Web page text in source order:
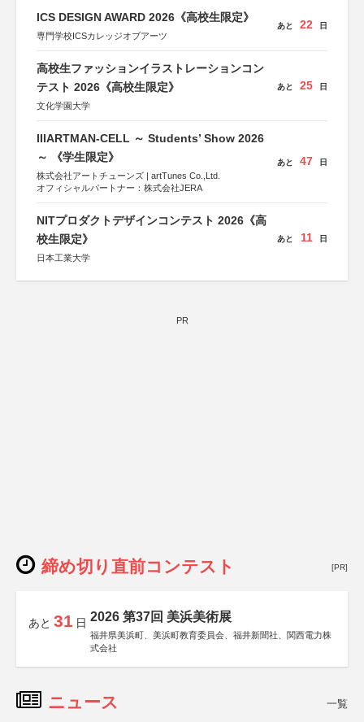
ICS DESIGN AWARD 2026《高校生限定》
専門学校ICSカレッジオブアーツ
あと 22 日
高校生ファッションイラストレーションコン
テスト 2026《高校生限定》
文化学園大学
あと 25 日
IIIARTMAN-CELL ～ Students’ Show 2026
～ 《学生限定》
株式会社アートチューンズ | artTunes Co.,Ltd.
オフィシャルパートナー：株式会社JERA
あと 47 日
NITプロダクトデザインコンテスト 2026《高
校生限定》
日本工業大学
あと 11 日
PR
締め切り直前コンテスト [PR]
あと 31 日 2026 第37回 美浜美術展
福井県美浜町、美浜町教育委員会、福井新聞社、関西電力株
式会社
ニュース 一覧